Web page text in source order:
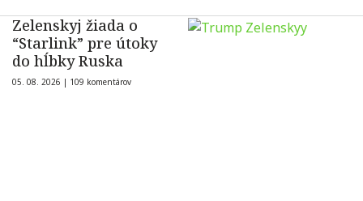
Zelenskyj žiada o
“Starlink” pre útoky
do hĺbky Ruska
05. 08. 2026 | 109 komentárov